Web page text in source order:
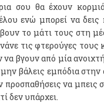
σου θα έχουν
ενώ μπορεί να δεις
το μάτι τους στη
τις φτερούγες τους
βγουν από μία
βάλεις εμπόδια
προσπαθήσεις να μπεις
δεν υπάρχει.